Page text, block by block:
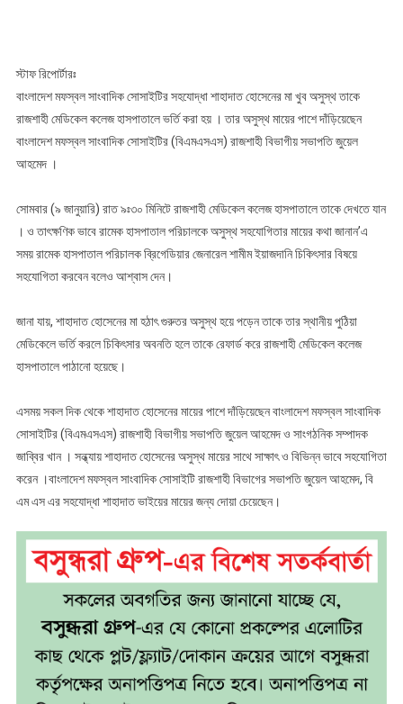
স্টাফ রিপোর্টারঃ
বাংলাদেশ মফস্বল সাংবাদিক সোসাইটির সহযোদ্ধা শাহাদাত হোসেনের মা খুব অসুস্থ তাকে
রাজশাহী মেডিকেল কলেজ হাসপাতালে ভর্তি করা হয় । তার অসুস্থ মায়ের পাশে দাঁড়িয়েছেন
বাংলাদেশ মফস্বল সাংবাদিক সোসাইটির (বিএমএসএস) রাজশাহী বিভাগীয় সভাপতি জুয়েল
আহমেদ ।
সোমবার (৯ জানুয়ারি) রাত ৯ঃ৩০ মিনিটে রাজশাহী মেডিকেল কলেজ হাসপাতালে তাকে দেখতে যান
। ও তাৎক্ষণিক ভাবে রামেক হাসপাতাল পরিচালকে অসুস্থ সহযোগিতার মায়ের কথা জানান’এ
সময় রামেক হাসপাতাল পরিচালক ব্রিগেডিয়ার জেনারেল শামীম ইয়াজদানি চিকিৎসার বিষয়ে
সহযোগিতা করবেন বলেও আশ্বাস দেন।
জানা যায়, শাহাদাত হোসেনের মা হঠাৎ গুরুতর অসুস্থ হয়ে পড়েন তাকে তার স্থানীয় পুঠিয়া
মেডিকেলে ভর্তি করলে চিকিৎসার অবনতি হলে তাকে রেফার্ড করে রাজশাহী মেডিকেল কলেজ
হাসপাতালে পাঠানো হয়েছে।
এসময় সকল দিক থেকে শাহাদাত হোসেনের মায়ের পাশে দাঁড়িয়েছেন বাংলাদেশ মফস্বল সাংবাদিক
সোসাইটির (বিএমএসএস) রাজশাহী বিভাগীয় সভাপতি জুয়েল আহমেদ ও সাংগঠনিক সম্পাদক
জাব্বির খান । সন্ধ্যায় শাহাদাত হোসেনের অসুস্থ মায়ের সাথে সাক্ষাৎ ও বিভিন্ন ভাবে সহযোগিতা
করেন ।বাংলাদেশ মফস্বল সাংবাদিক সোসাইটি রাজশাহী বিভাগের সভাপতি জুয়েল আহমেদ, বি
এম এস এর সহযোদ্ধা শাহাদাত ভাইয়ের মায়ের জন্য দোয়া চেয়েছেন।